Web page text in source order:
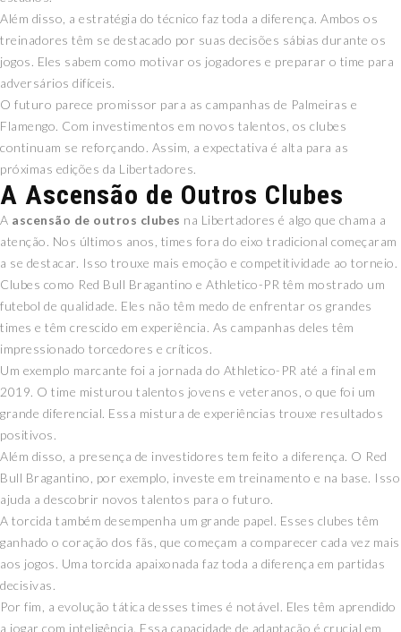
Além disso, a estratégia do técnico faz toda a diferença. Ambos os
treinadores têm se destacado por suas decisões sábias durante os
jogos. Eles sabem como motivar os jogadores e preparar o time para
adversários difíceis.
O futuro parece promissor para as campanhas de Palmeiras e
Flamengo. Com investimentos em novos talentos, os clubes
continuam se reforçando. Assim, a expectativa é alta para as
próximas edições da Libertadores.
A Ascensão de Outros Clubes
A ascensão de outros clubes na Libertadores é algo que chama a
atenção. Nos últimos anos, times fora do eixo tradicional começaram
a se destacar. Isso trouxe mais emoção e competitividade ao torneio.
Clubes como Red Bull Bragantino e Athletico-PR têm mostrado um
futebol de qualidade. Eles não têm medo de enfrentar os grandes
times e têm crescido em experiência. As campanhas deles têm
impressionado torcedores e críticos.
Um exemplo marcante foi a jornada do Athletico-PR até a final em
2019. O time misturou talentos jovens e veteranos, o que foi um
grande diferencial. Essa mistura de experiências trouxe resultados
positivos.
Além disso, a presença de investidores tem feito a diferença. O Red
Bull Bragantino, por exemplo, investe em treinamento e na base. Isso
ajuda a descobrir novos talentos para o futuro.
A torcida também desempenha um grande papel. Esses clubes têm
ganhado o coração dos fãs, que começam a comparecer cada vez mais
aos jogos. Uma torcida apaixonada faz toda a diferença em partidas
decisivas.
Por fim, a evolução tática desses times é notável. Eles têm aprendido
a jogar com inteligência. Essa capacidade de adaptação é crucial em